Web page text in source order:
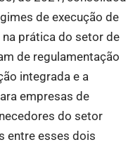
de execução de
prática do setor de
de regulamentação
integrada e a
empresas de
do setor
entre esses dois